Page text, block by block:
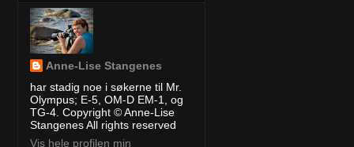
Anne-Lise Stangenes
har stadig noe i søkerne til Mr.
Olympus; E-5, OM-D EM-1, og
TG-4. Copyright © Anne-Lise
Stangenes All rights reserved
Vis hele profilen min